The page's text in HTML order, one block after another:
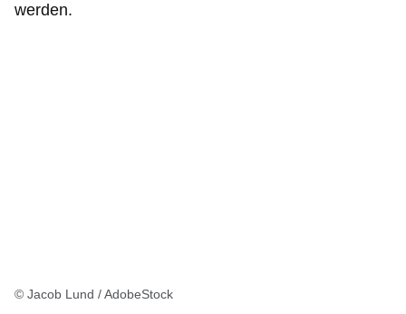
werden.
© Jacob Lund / AdobeStock